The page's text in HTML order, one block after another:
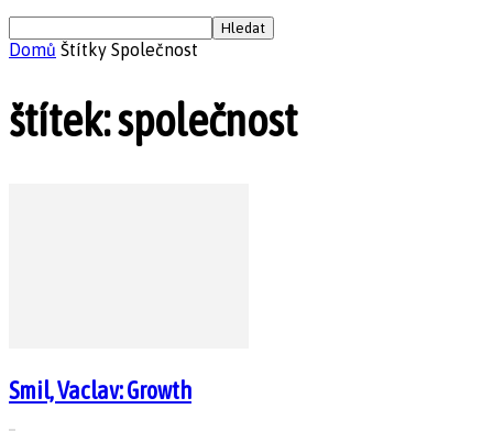
Domů Štítky Společnost
štítek: společnost
Smil, Vaclav: Growth